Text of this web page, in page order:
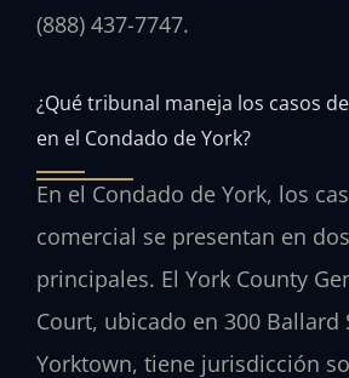
(888) 437-7747.
¿Qué tribunal maneja los casos
en el Condado de York?
En el Condado de York, los
comercial se presentan en
principales. El York County
Court, ubicado en 300 Ballard
Yorktown, tiene jurisdicción